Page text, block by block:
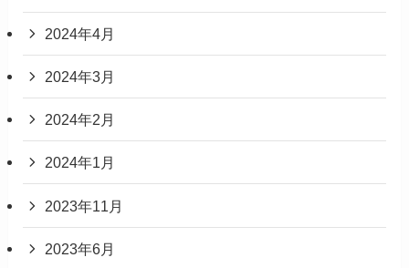
2024年4月
2024年3月
2024年2月
2024年1月
2023年11月
2023年6月